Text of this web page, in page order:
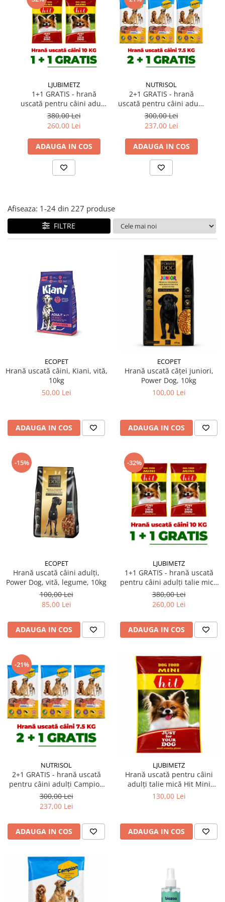
Suplimente și vitamine păsări și
Antidiareice
Laxative
Gel antiinflamator
LJUBIMETZ
1+1 GRATIS - hrană
uscată pentru câini adulți
talie mică Hit Mini Adult
10 kg
380,00 Lei
260,00 Lei
ADAUGA IN COS
NUTRISOL
2+1 GRATIS - hrană
uscată pentru câini adulți
Campion 7,5 kg
300,00 Lei
237,00 Lei
ADAUGA IN COS
Afiseaza: 1-24 din 227 produse
FILTRE
ECOPET
Hrană uscată câini, Kiani, vită,
10kg
50,00 Lei
ADAUGA IN COS
ECOPET
Hrană uscată căței juniori,
Power Dog, 10kg
100,00 Lei
ADAUGA IN COS
-15%
ECOPET
Hrană uscată câini adulți,
Power Dog, vită, legume, 10kg
100,00 Lei
85,00 Lei
ADAUGA IN COS
-32%
LJUBIMETZ
1+1 GRATIS - hrană uscată
pentru câini adulți talie mică
Hit Mini Adult 10 kg
380,00 Lei
260,00 Lei
ADAUGA IN COS
-21%
NUTRISOL
2+1 GRATIS - hrană uscată
pentru câini adulți Campion
7,5 kg
300,00 Lei
237,00 Lei
ADAUGA IN COS
LJUBIMETZ
Hrană uscată pentru câini
adulți talie mică Hit Mini
Adult 10 kg
130,00 Lei
ADAUGA IN COS